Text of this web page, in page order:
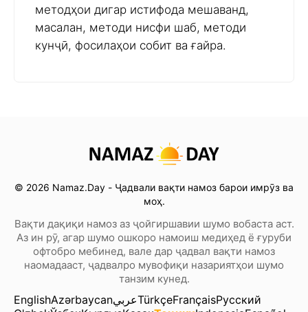
методҳои дигар истифода мешаванд,
масалан, методи нисфи шаб, методи
кунҷӣ, фосилаҳои собит ва ғайра.
© 2026 Namaz.Day - Ҷадвали вақти намоз барои имрӯз ва
моҳ.
Вақти дақиқи намоз аз ҷойгиршавии шумо вобаста аст.
Аз ин рӯ, агар шумо ошкоро намоиш медиҳед ё ғуруби
офтобро мебинед, вале дар ҷадвал вақти намоз
наомадааст, ҷадвалро мувофиқи назариятҳои шумо
танзим кунед.
EnglishAzərbaycanعربيTürkçeFrançaisРусский